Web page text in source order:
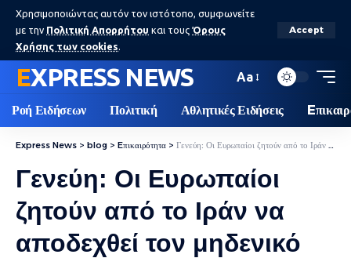
Χρησιμοποιώντας αυτόν τον ιστότοπο, συμφωνείτε
με την Πολιτική Απορρήτου και τους Όρους
Χρήσης των cookies.
Accept
EXPRESS NEWS Aa
Ροή Ειδήσεων Πολιτική Αθλητικές Ειδήσεις
Express News > blog > Eπικαιρότητα > Γενεύη: Οι Ευρωπαίοι ζητούν από το Ιράν να αποδεχθεί τον μηδενικό εμπλουτισμό ουρανίου
Γενεύη: Οι Ευρωπαίοι
ζητούν από το Ιράν να
αποδεχθεί τον μηδενικό